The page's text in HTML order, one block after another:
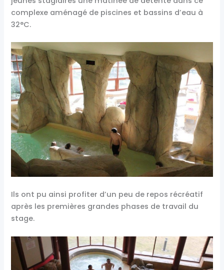
complexe aménagé de piscines et bassins d’eau à
32°C.
Ils ont pu ainsi profiter d’un peu de repos récréatif
après les premières grandes phases de travail du
stage.